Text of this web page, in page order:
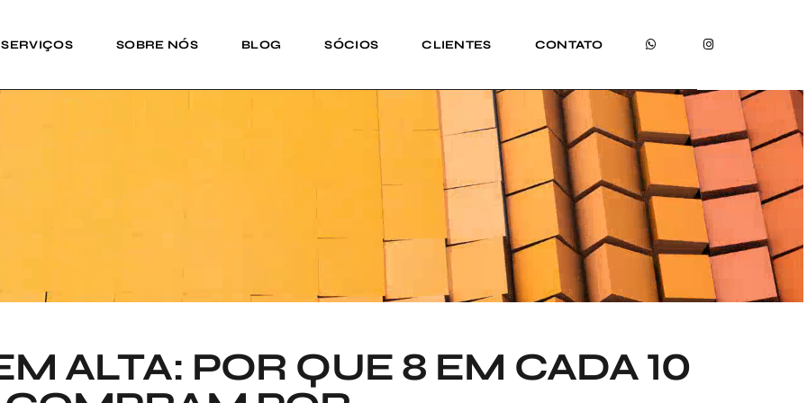
SERVIÇOS SOBRE NÓS BLOG SÓCIOS CLIENTES CONTATO
ALTA: POR QUE 8 EM CADA 10